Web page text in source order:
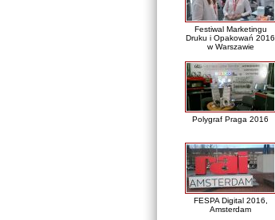
Festiwal Marketingu
Druku i Opakowań 2016
w Warszawie
Polygraf Praga 2016
FESPA Digital 2016,
Amsterdam